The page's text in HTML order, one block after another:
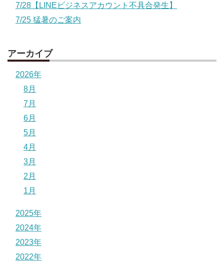
7/28【LINEビジネスアカウント不具合発生】
7/25 猛暑のご案内
アーカイブ
2026年
8月
7月
6月
5月
4月
3月
2月
1月
2025年
2024年
2023年
2022年